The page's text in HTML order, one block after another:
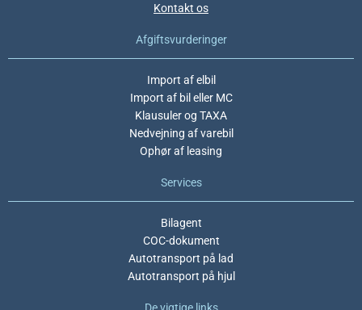
Kontakt os
Afgiftsvurderinger
Import af elbil
Import af bil eller MC
Klausuler og TAXA
Nedvejning af varebil
Ophør af leasing
Services
Bilagent
COC-dokument
Autotransport på lad
Autotransport på hjul